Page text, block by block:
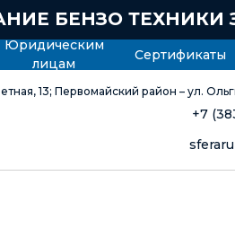
Юридическим
лицам
Сертификаты
+7
13; Первомайский район – ул.
БЕНЗО ТЕХНИКИ